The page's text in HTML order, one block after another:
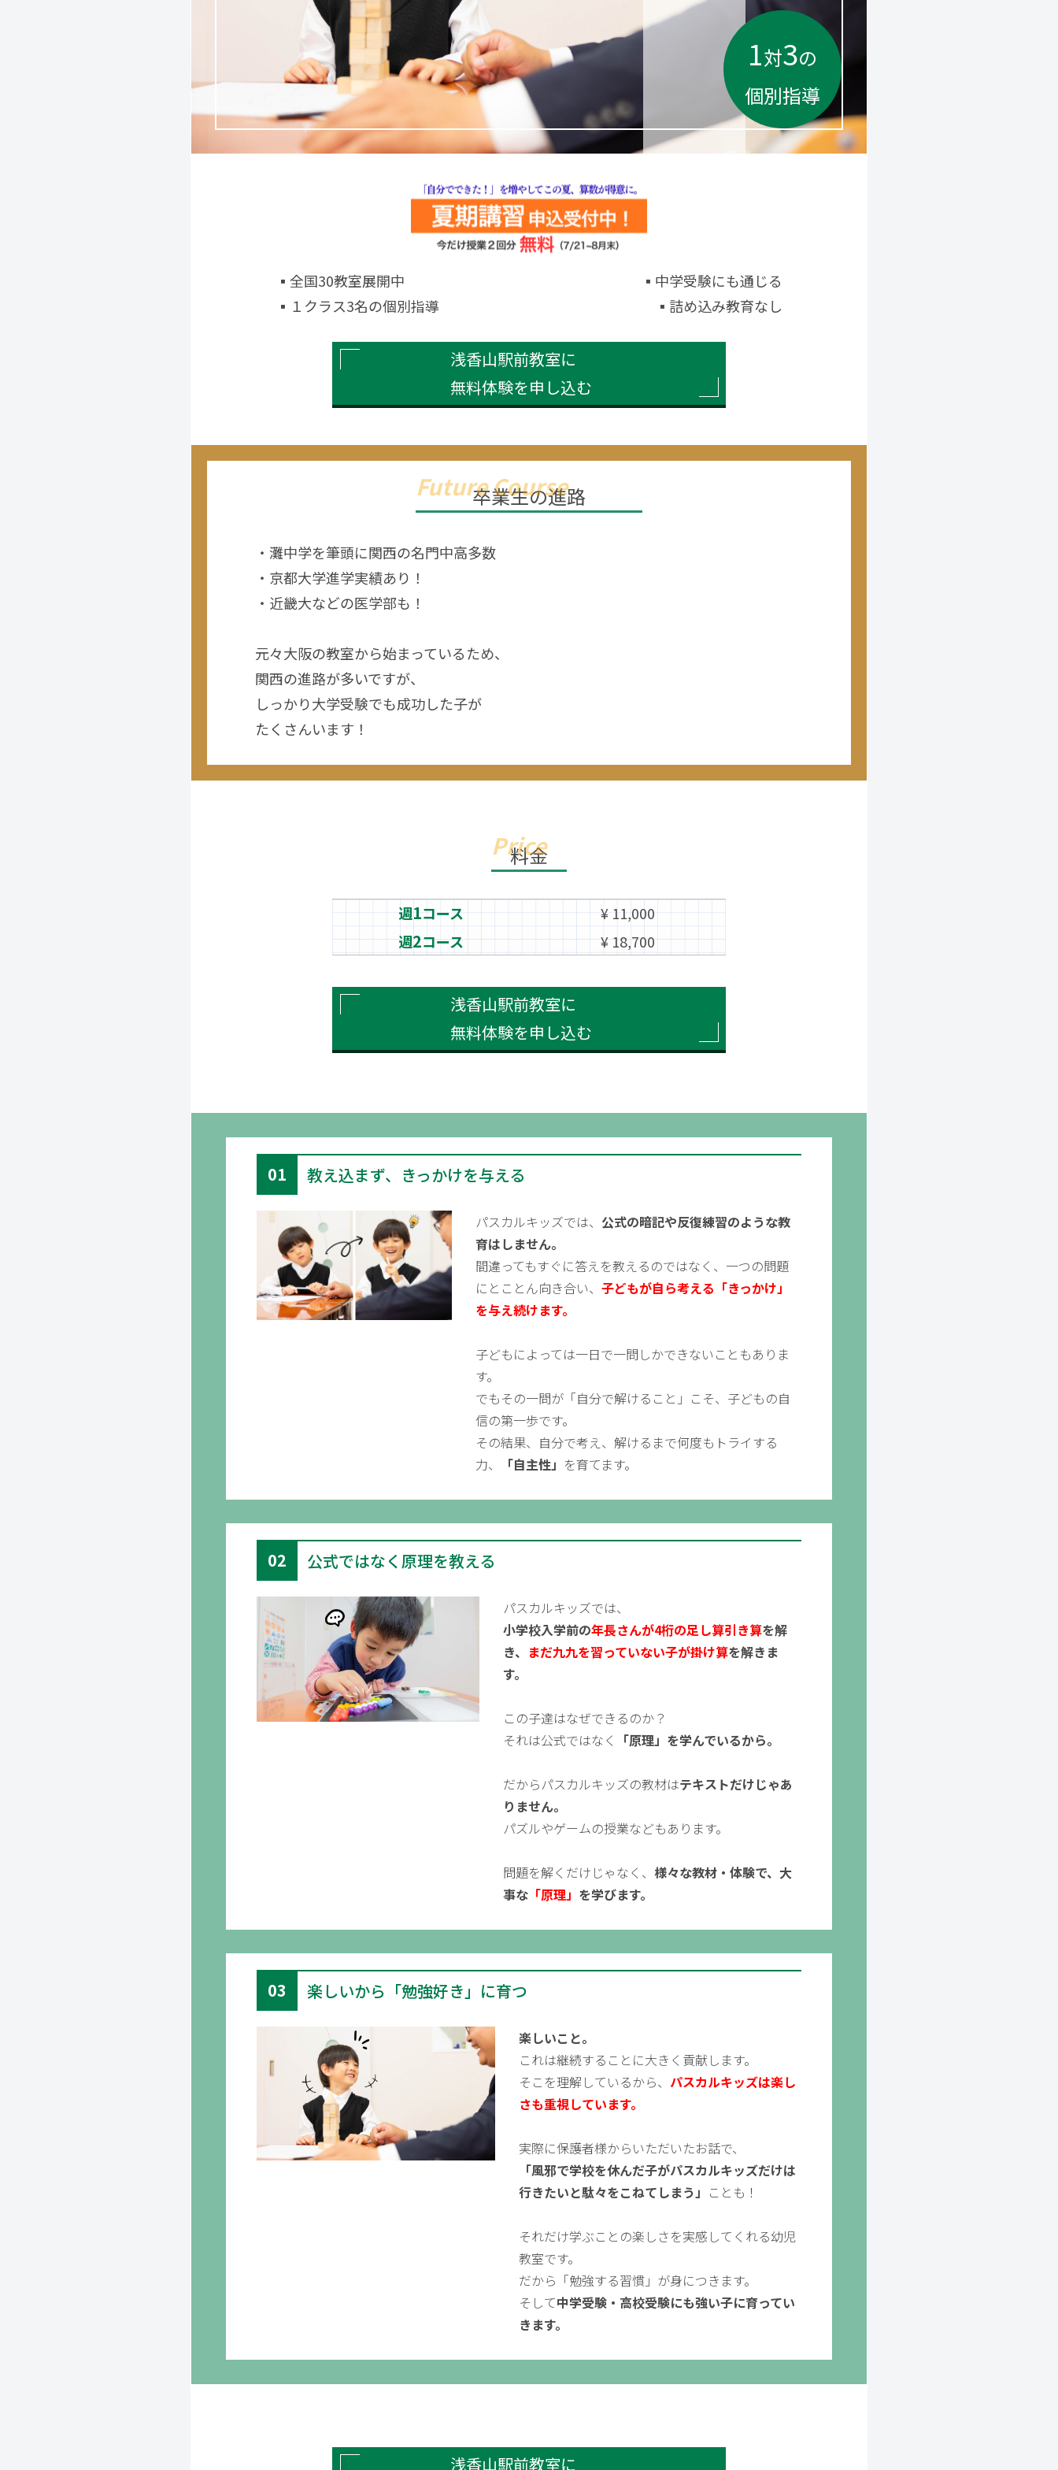
1対3の
個別指導
▪全国30教室展開中
▪中学受験にも通じる
▪１クラス3名の個別指導
⁨▪詰め込み教育なし
浅香山駅前教室に
無料体験を申し込む
卒業生の進路
・灘中学を筆頭に関西の名門中高多数
・京都大学進学実績あり！
・近畿大などの医学部も！
元々大阪の教室から始まっているため、
関西の進路が多いですが、
しっかり大学受験でも成功した子が
たくさんいます！
料金
週1コース
¥ 11,000
週2コース ¥ 18,700
浅香山駅前教室に
無料体験を申し込む
01 教え込まず、きっかけを与える
パスカルキッズでは、 公式の暗記や反復練習のような教
育はしません。
間違ってもすぐに答えを教えるのではなく、一つの問題
にとことん向き合い、子どもが自ら考える「きっかけ」
を与え続けます。
子どもによっては一日で一問しかできないこともありま
す。
でもその一問が「自分で解けること」こそ、子どもの自
信の第一歩です。
その結果、自分で考え、解けるまで何度もトライする
力、
「自主性」 を育てます。
02 公式ではなく原理を教える
パスカルキッズでは、
小学校入学前の年長さんが4桁の足し算引き算を解
き、 まだ九九を習っていない子が掛け算を解きま
す。
この子達はなぜできるのか？
それは公式ではなく
「原理」を学んでいるから。
だからパスカルキッズの教材はテキストだけじゃあ
りません。
パズルやゲームの授業などもあります。
問題を解くだけじゃなく、 様々な教材・体験で、大
事な 「原理」 を学びます。
03 楽しいから「勉強好き」に育つ
楽しいこと。
これは継続することに大きく貢献します。
そこを理解しているから、 パスカルキッズは楽し
さも重視しています。
実際に保護者様からいただいたお話で、
「風邪で学校を休んだ子がパスカルキッズだけは
行きたいと駄々をこねてしまう」 ことも！
それだけ学ぶことの楽しさを実感してくれる幼児
教室です。
だから「勉強する習慣」が身につきます。
そして中学受験・高校受験にも強い子に育ってい
きます。
浅香山駅前教室に